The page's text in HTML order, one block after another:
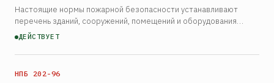
Настоящие нормы пожарной безопасности устанавливают
перечень зданий, сооружений, помещений и оборудования
Министерства путей сообщения Российской Федерации,
пожаротушения и а…
ДЕЙСТВУЕТ
НПБ 202-96